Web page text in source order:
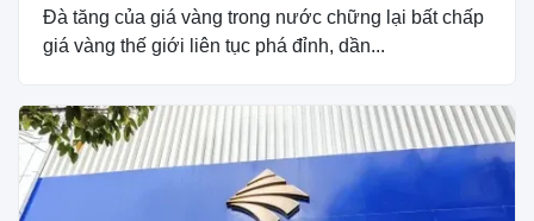
Đà tăng của giá vàng trong nước chững lại bất chấp
giá vàng thế giới liên tục phá đỉnh, dần...